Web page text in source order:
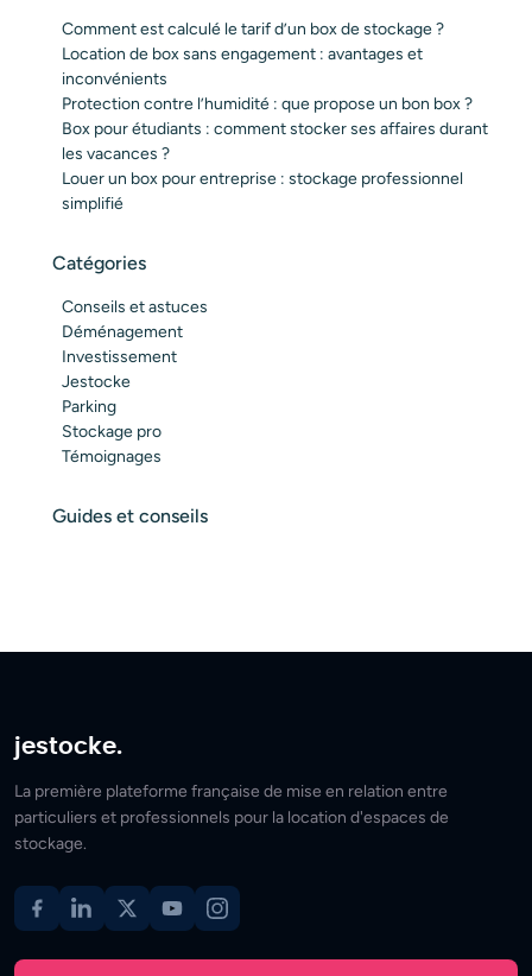
Comment est calculé le tarif d’un box de stockage ?
Location de box sans engagement : avantages et
inconvénients
Protection contre l’humidité : que propose un bon box ?
Box pour étudiants : comment stocker ses affaires durant
les vacances ?
Louer un box pour entreprise : stockage professionnel
simplifié
Catégories
Conseils et astuces
Déménagement
Investissement
Jestocke
Parking
Stockage pro
Témoignages
Guides et conseils
jestocke.
La première plateforme française de mise en relation entre
particuliers et professionnels pour la location d'espaces de
stockage.